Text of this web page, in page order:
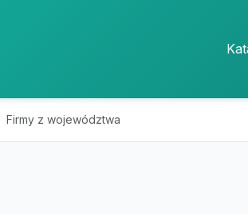
Firmy z województwa